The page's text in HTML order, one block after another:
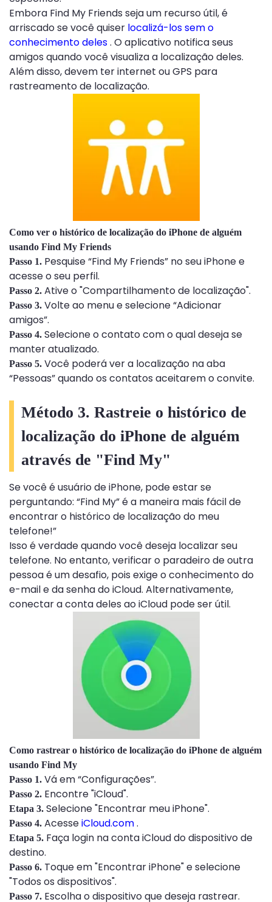
Embora Find My Friends seja um recurso útil, é
arriscado se você quiser localizá-los sem o
conhecimento deles. O aplicativo notifica seus
amigos quando você visualiza a localização deles.
Além disso, devem ter internet ou GPS para
rastreamento de localização.
Como ver o histórico de localização do iPhone de alguém
usando Find My Friends
Passo 1. Pesquise “Find My Friends” no seu iPhone e
acesse o seu perfil.
Passo 2. Ative o "Compartilhamento de localização".
Passo 3. Volte ao menu e selecione “Adicionar
amigos”.
Passo 4. Selecione o contato com o qual deseja se
manter atualizado.
Passo 5. Você poderá ver a localização na aba
“Pessoas” quando os contatos aceitarem o convite.
Método 3. Rastreie o histórico de
localização do iPhone de alguém
através de "Find My"
Se você é usuário de iPhone, pode estar se
perguntando: “Find My” é a maneira mais fácil de
encontrar o histórico de localização do meu
telefone!”
Isso é verdade quando você deseja localizar seu
telefone. No entanto, verificar o paradeiro de outra
pessoa é um desafio, pois exige o conhecimento do
e-mail e da senha do iCloud. Alternativamente,
conectar a conta deles ao iCloud pode ser útil.
Como rastrear o histórico de localização do iPhone de alguém
usando Find My
Passo 1. Vá em “Configurações”.
Passo 2. Encontre "iCloud".
Etapa 3. Selecione "Encontrar meu iPhone".
Passo 4. AcesseiCloud.com.
Etapa 5. Faça login na conta iCloud do dispositivo de
destino.
Passo 6. Toque em "Encontrar iPhone" e selecione
"Todos os dispositivos".
Passo 7. Escolha o dispositivo que deseja rastrear.